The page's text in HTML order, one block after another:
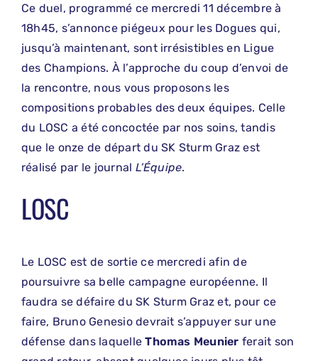
Ce duel, programmé ce mercredi 11 décembre à
18h45, s’annonce piégeux pour les Dogues qui,
jusqu’à maintenant, sont irrésistibles en Ligue
des Champions. À l’approche du coup d’envoi de
la rencontre, nous vous proposons les
compositions probables des deux équipes. Celle
du LOSC a été concoctée par nos soins, tandis
que le onze de départ du SK Sturm Graz est
réalisé par le journal L’Équipe.
LOSC
Le LOSC est de sortie ce mercredi afin de
poursuivre sa belle campagne européenne. Il
faudra se défaire du SK Sturm Graz et, pour ce
faire, Bruno Genesio devrait s’appuyer sur une
défense dans laquelleThomas Meunier ferait son